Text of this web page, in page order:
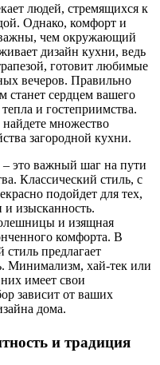
людей, стремящихся к
Однако, комфорт и
чем окружающий
дизайн кухни, ведь
готовит любимые
вечеров. Правильно
станет сердцем вашего
и гостеприимства.
множество
загородной кухни.
– это важный шаг на пути
Классический стиль, с
подойдет для тех,
изысканность.
и изящная
комфорта. В
предлагает
Минимализм, хай-тек или
имеет свои
зависит от ваших
дома.
и традиция